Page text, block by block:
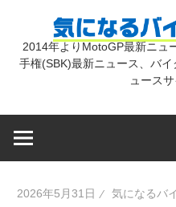
2014年よりMotoGP最新ニュ
手権(SBK)最新ニュース、バ
ュースサ
2026年5月31日 気になるバ